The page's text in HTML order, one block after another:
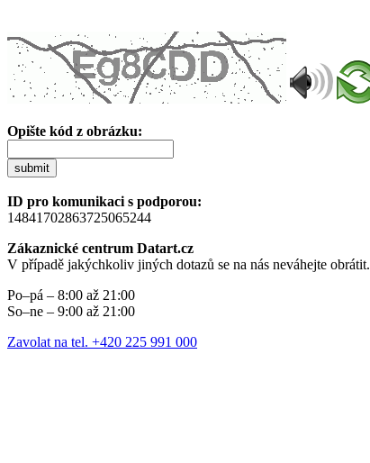
Opište kód z obrázku:
submit
ID pro komunikaci s podporou:
14841702863725065244
Zákaznické centrum Datart.cz
V případě jakýchkoliv jiných dotazů se na nás neváhejte obrátit.
Po–pá – 8:00 až 21:00
So–ne – 9:00 až 21:00
Zavolat na tel. +420 225 991 000